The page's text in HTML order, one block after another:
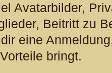
Avatarbilder,
Beitritt zu
eine
bringt.